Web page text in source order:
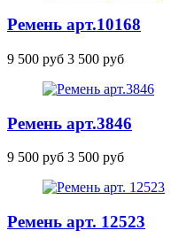
Ремень арт.10168
9 500 руб 3 500 руб
Ремень арт.3846
9 500 руб 3 500 руб
Ремень арт. 12523